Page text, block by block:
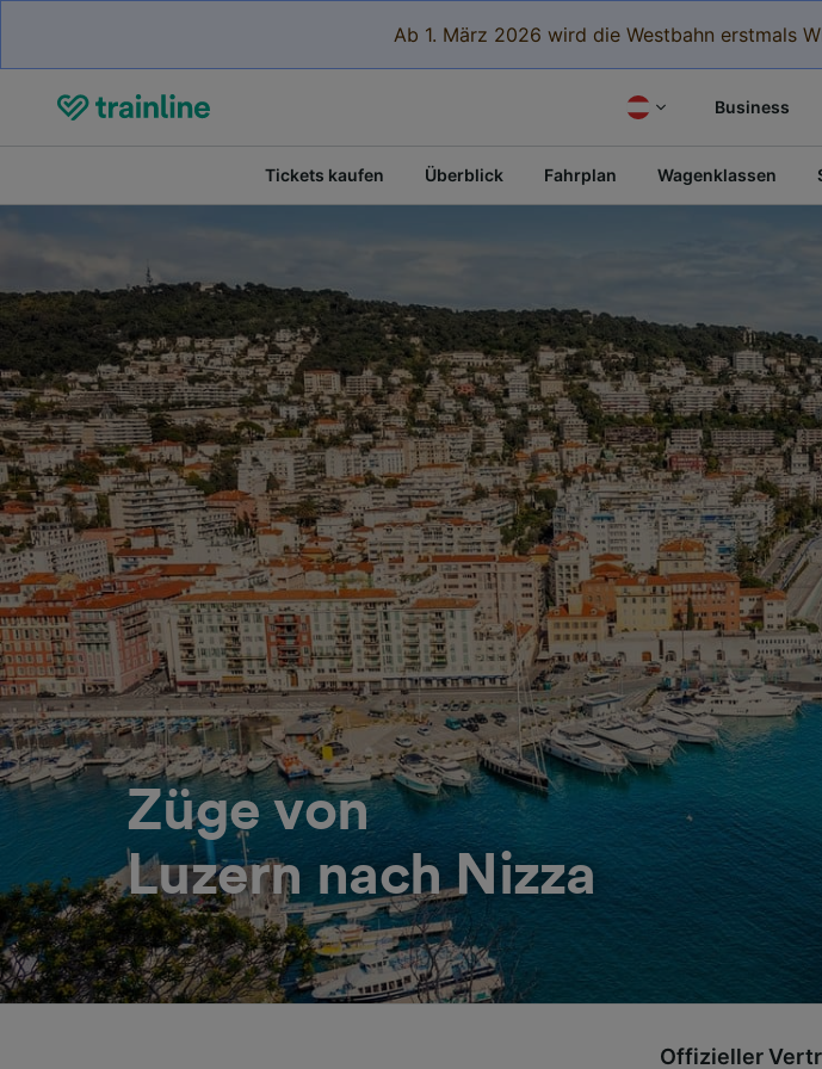
Ab 1. März 2026 wird die Westbahn erstmals
Business
Tickets kaufen Überblick Fahrplan Wagenklassen
Züge von
Luzern nach Nizza
Offizieller